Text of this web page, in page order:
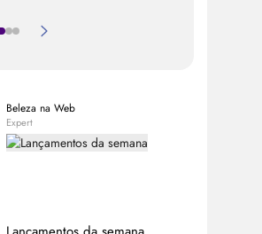
Beleza na Web
Expert